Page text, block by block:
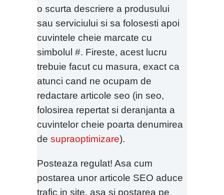
o scurta descriere a produsului
sau serviciului si sa folosesti apoi
cuvintele cheie marcate cu
simbolul #. Fireste, acest lucru
trebuie facut cu masura, exact ca
atunci cand ne ocupam de
redactare articole seo (in seo,
folosirea repertat si deranjanta a
cuvintelor cheie poarta denumirea
de supraoptimizare).
Posteaza regulat! Asa cum
postarea unor articole SEO aduce
trafic in site, asa si postarea pe